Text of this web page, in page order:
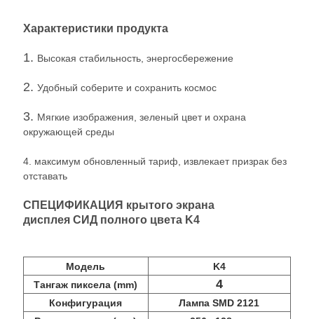
Характеристики продукта
1. Высокая стабильность, энергосбережение
2. Удобный соберите и сохранить космос
3. Мягкие изображения, зеленый цвет и охрана
окружающей среды
4. максимум обновленный тариф, извлекает призрак без
отставать
СПЕЦИФИКАЦИЯ крытого экрана
дисплея СИД полного цвета K4
Модель
K4
Тангаж пиксела (mm)
4
Конфигурация
Лампа SMD 2121